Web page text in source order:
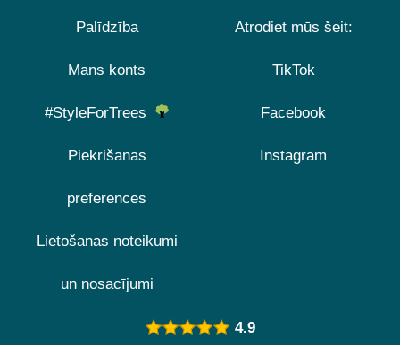
Palīdzība
Mans konts
#StyleForTrees
Piekrišanas
preferences
Lietošanas noteikumi
un nosacījumi
Atrodiet mūs šeit:
TikTok
Facebook
Instagram
4.9